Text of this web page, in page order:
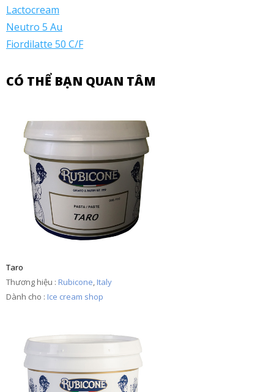
Lactocream
Neutro 5 Au
Fiordilatte 50 C/F
CÓ THỂ BẠN QUAN TÂM
Taro
Thương hiệu : Rubicone, Italy
Dành cho : Ice cream shop